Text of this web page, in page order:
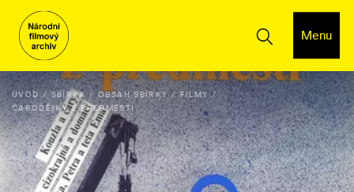
Menu
ÚVOD SBÍRKA OBSAH SBÍRKY
FILMY
ČARODĚJKY Z PŘEDMĚSTÍ